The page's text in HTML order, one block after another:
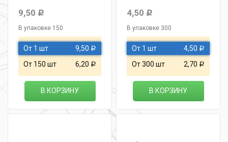
9,50 Р
В упаковке 150
От 1 шт 9,50 Р
От 150 шт 6,20 Р
В КОРЗИНУ
4,50 Р
В упаковке 300
От 1 шт 4,50 Р
От 300 шт 2,70 Р
В КОРЗИНУ